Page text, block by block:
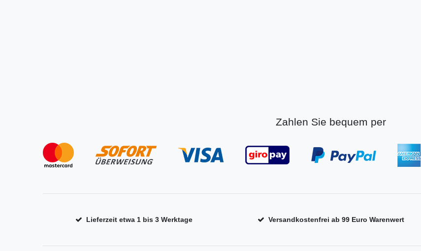
Zahlen Sie bequem per
Lieferzeit etwa 1 bis 3 Werktage Versandkostenfrei ab 99 Euro Warenwert